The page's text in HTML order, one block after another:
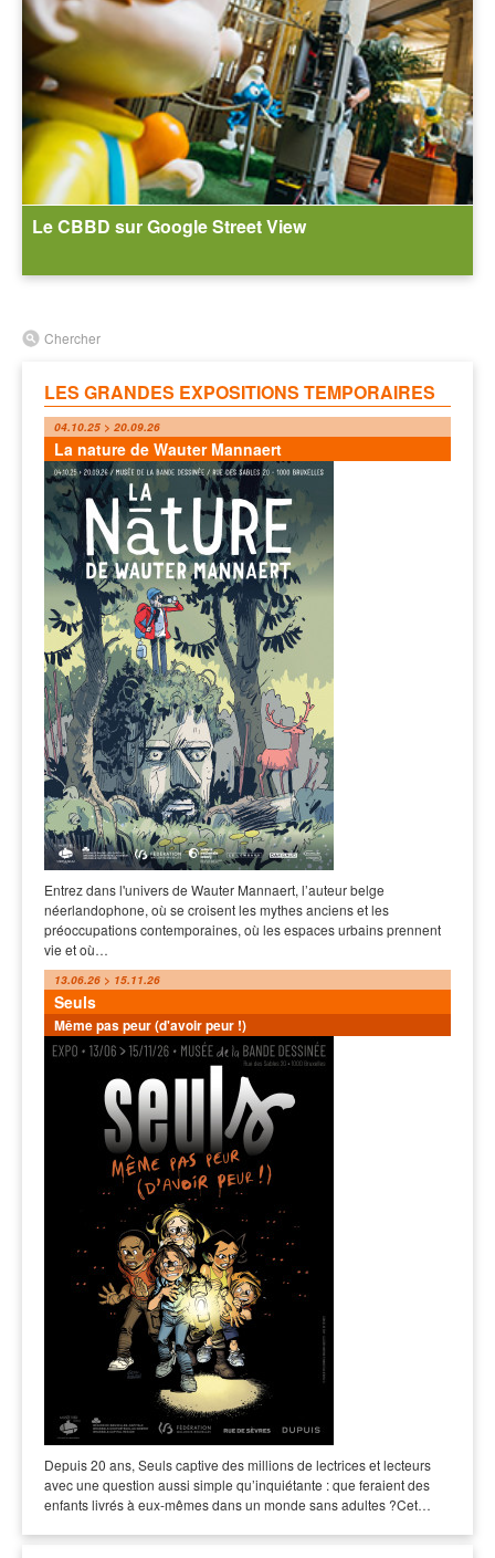
Le CBBD sur Google Street View
Chercher
LES GRANDES EXPOSITIONS TEMPORAIRES
04.10.25 > 20.09.26
La nature de Wauter Mannaert
Entrez dans l'univers de Wauter Mannaert, l’auteur belge
néerlandophone, où se croisent les mythes anciens et les
préoccupations contemporaines, où les espaces urbains prennent
vie et où…
13.06.26 > 15.11.26
Seuls
Même pas peur (d'avoir peur !)
Depuis 20 ans, Seuls captive des millions de lectrices et lecteurs
avec une question aussi simple qu’inquiétante : que feraient des
enfants livrés à eux-mêmes dans un monde sans adultes ?Cet…